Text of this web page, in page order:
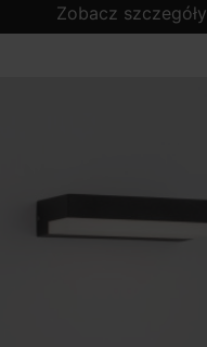
Zobacz szczegóły